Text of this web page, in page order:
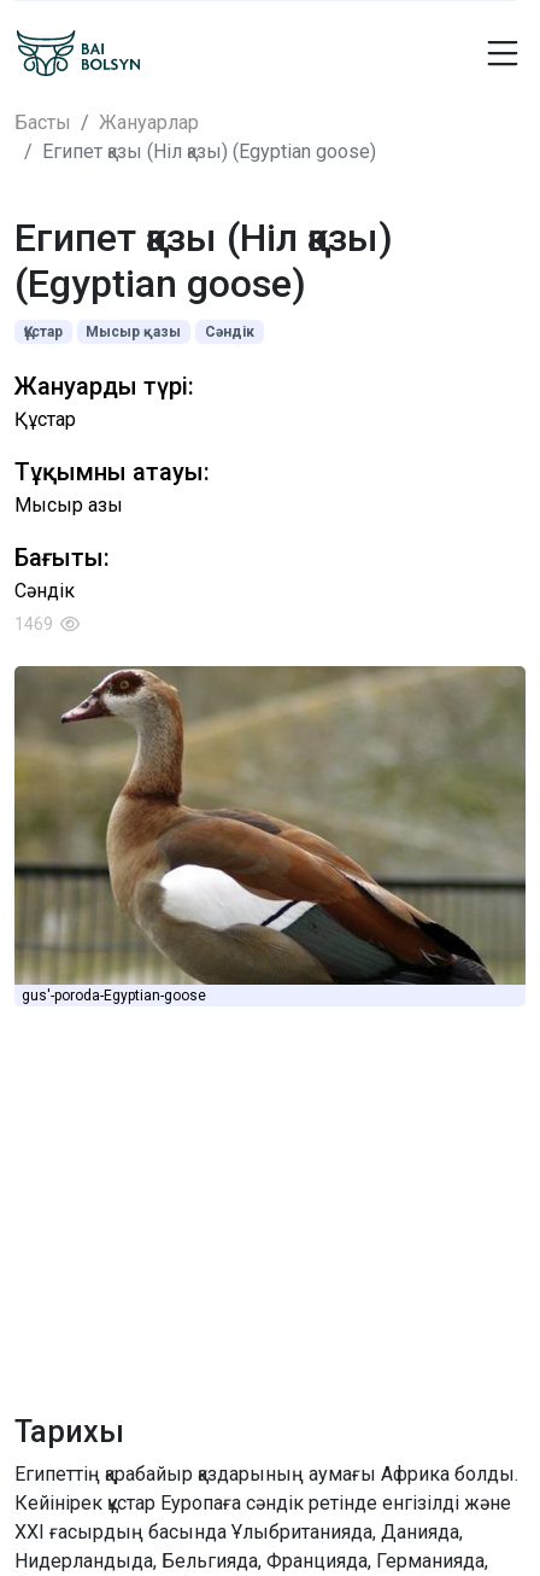
Басты
Жануарлар
Египет қазы (Ніл қазы) (Egyptian goose)
Египет қазы (Ніл қазы)
(Egyptian goose)
Құстар Мысыр қазы Сәндік
Жануардың түрі:
Құстар
Тұқымның атауы:
Мысыр қазы
Бағыты:
Сәндік
1469
gus'-poroda-Egyptian-goose
Тарихы
Египеттің қарабайыр қаздарының аумағы Африка болды.
Кейінірек құстар Еуропаға сәндік ретінде енгізілді және
ХХІ ғасырдың басында Ұлыбританияда, Данияда,
Нидерландыда, Бельгияда, Францияда, Германияда,